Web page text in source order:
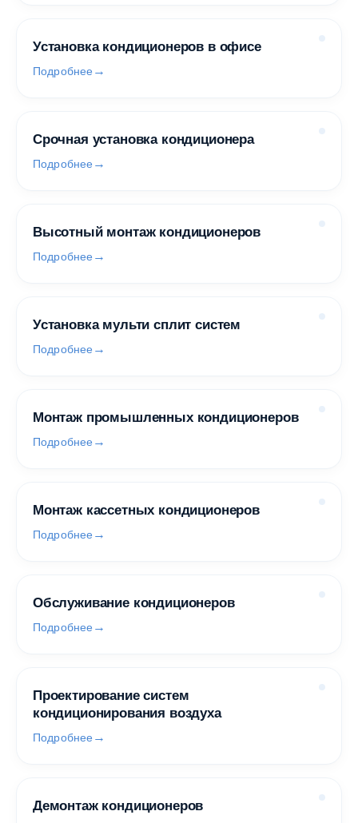
Установка кондиционеров в офисе
Подробнее
Срочная установка кондиционера
Подробнее
Высотный монтаж кондиционеров
Подробнее
Установка мульти сплит систем
Подробнее
Монтаж промышленных кондиционеров
Подробнее
Монтаж кассетных кондиционеров
Подробнее
Обслуживание кондиционеров
Подробнее
Проектирование систем
кондиционирования воздуха
Подробнее
Демонтаж кондиционеров